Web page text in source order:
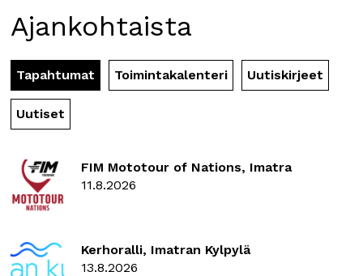
Ajankohtaista
Tapahtumat Toimintakalenteri Uutiskirjeet
Uutiset
FIM Mototour of Nations, Imatra
11.8.2026
Kerhoralli, Imatran Kylpylä
13.8.2026